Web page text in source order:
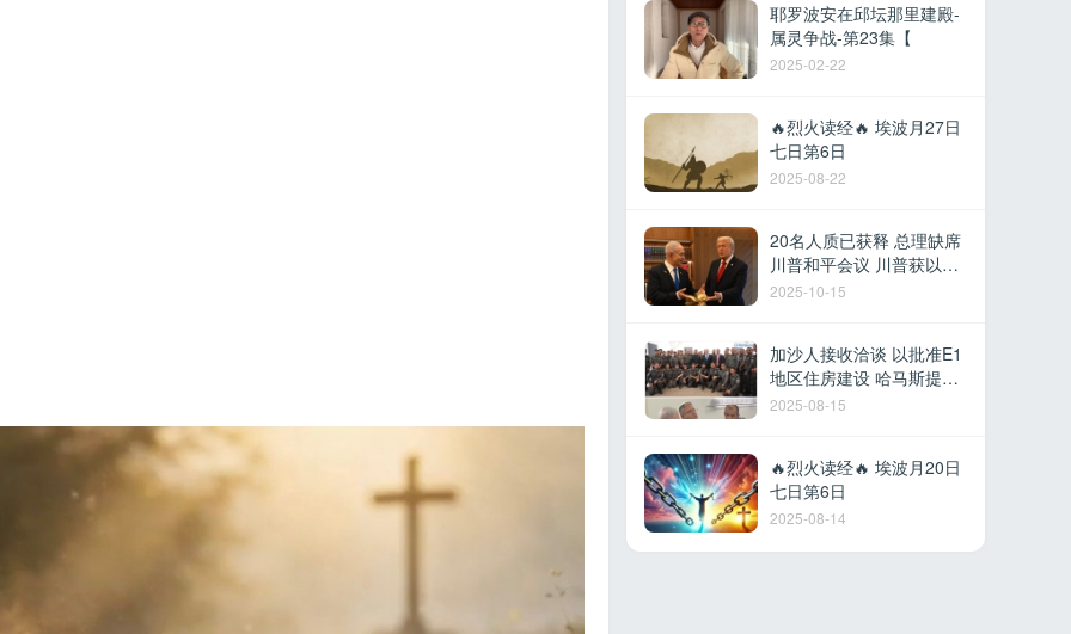
耶罗波安在邱坛那里建殿-
属灵争战-第23集【
2025-02-22
🔥烈火读经🔥 埃波月27日
七日第6日
2025-08-22
20名人质已获释 总理缺席
川普和平会议 川普获以色
列最高荣誉 多国参加沙姆
2025-10-15
加沙人接收洽谈 以批准E1
地区住房建设 哈马斯提议
撤军换取停火 以军在黎建
2025-08-15
🔥烈火读经🔥 埃波月20日
七日第6日
2025-08-14